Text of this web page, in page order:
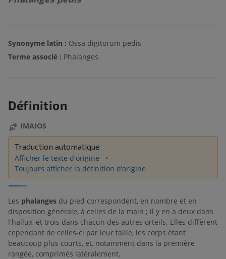
Synonyme latin : Ossa digitorum pedis
Terme associé : Phalanges
Définition
IMAIOS
Traduction automatique
Afficher le texte d'origine
Toujours afficher la définition d’origine
Les phalanges du pied correspondent, en nombre et en
disposition générale, à celles de la main ; il y en a deux dans
l'hallux, et trois dans chacun des autres orteils. Elles diffèrent
cependant de celles-ci par leur taille, les corps étant
beaucoup plus courts, et, notamment dans la première
rangée, comprimés latéralement.